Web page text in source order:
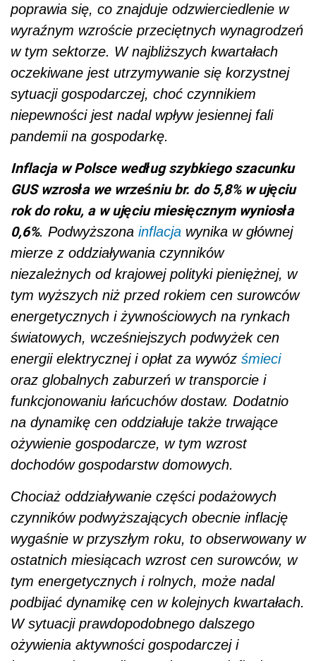
poprawia się, co znajduje odzwierciedlenie w
wyraźnym wzroście przeciętnych wynagrodzeń
w tym sektorze. W najbliższych kwartałach
oczekiwane jest utrzymywanie się korzystnej
sytuacji gospodarczej, choć czynnikiem
niepewności jest nadal wpływ jesiennej fali
pandemii na gospodarkę.
Inflacja w Polsce według szybkiego szacunku
GUS wzrosła we wrześniu br. do 5,8% w ujęciu
rok do roku, a w ujęciu miesięcznym wyniosła
0,6%. Podwyższona inflacja wynika w głównej
mierze z oddziaływania czynników
niezależnych od krajowej polityki pieniężnej, w
tym wyższych niż przed rokiem cen surowców
energetycznych i żywnościowych na rynkach
światowych, wcześniejszych podwyżek cen
energii elektrycznej i opłat za wywóz śmieci
oraz globalnych zaburzeń w transporcie i
funkcjonowaniu łańcuchów dostaw. Dodatnio
na dynamikę cen oddziałuje także trwające
ożywienie gospodarcze, w tym wzrost
dochodów gospodarstw domowych.
Chociaż oddziaływanie części podażowych
czynników podwyższających obecnie inflację
wygaśnie w przyszłym roku, to obserwowany w
ostatnich miesiącach wzrost cen surowców, w
tym energetycznych i rolnych, może nadal
podbijać dynamikę cen w kolejnych kwartałach.
W sytuacji prawdopodobnego dalszego
ożywienia aktywności gospodarczej i